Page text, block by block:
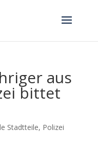
aus
bittet
Stadtteile, Polizei